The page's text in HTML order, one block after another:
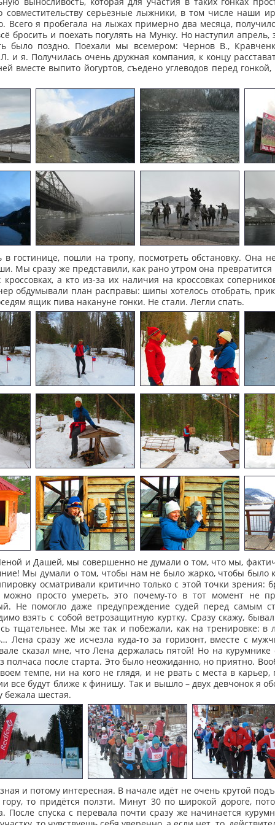
серьезные лыжники, в том числе наши
Всего я пробегала на лыжах примерно два месяца,
бросить и поехать погулять на Мунку. Но наступил апрель,
было поздно. Поехали мы всемером: Чернов В.,
и я. Получилась очень дружная компания, к концу
вместе выпито йогуртов, съедено углеводов перед
гостинице, пошли на тропу, посмотреть обстановку. Она
Мы сразу же представили, как рано утром она превратится
а кто из-за их наличия на кроссовках
обдумывали план расправы: шипы хотелось отобрать,
ящик пива накануне гонки. Не стали. Легли спать.
и Дашей, мы совершенно не думали о том, что мы,
Мы думали о том, чтобы нам не было жарко, чтобы было
осматривали критично только с этой точки зрения:
просто умереть, это почему-то в тот момент не
Не помогло даже предупреждение судей перед самым
взять с собой ветрозащитную куртку. Сразу скажу,
тщательнее. Мы же так и побежали, как на тренировке: в
Лена сразу же исчезла куда-то за горизонт, вместе с
сказал мне, что Лена держалась пятой! Но на
полчаса после старта. Это было неожиданно, но приятно.
темпе, ни на кого не глядя, и не рвать с места в
все будут ближе к финишу. Так и вышло – двух девчонок я
бежала шестая.
и потому интересная. В начале идёт не очень крутой
то придётся ползти. Минут 30 по широкой дороге,
После спуска с перевала почти сразу же начинается